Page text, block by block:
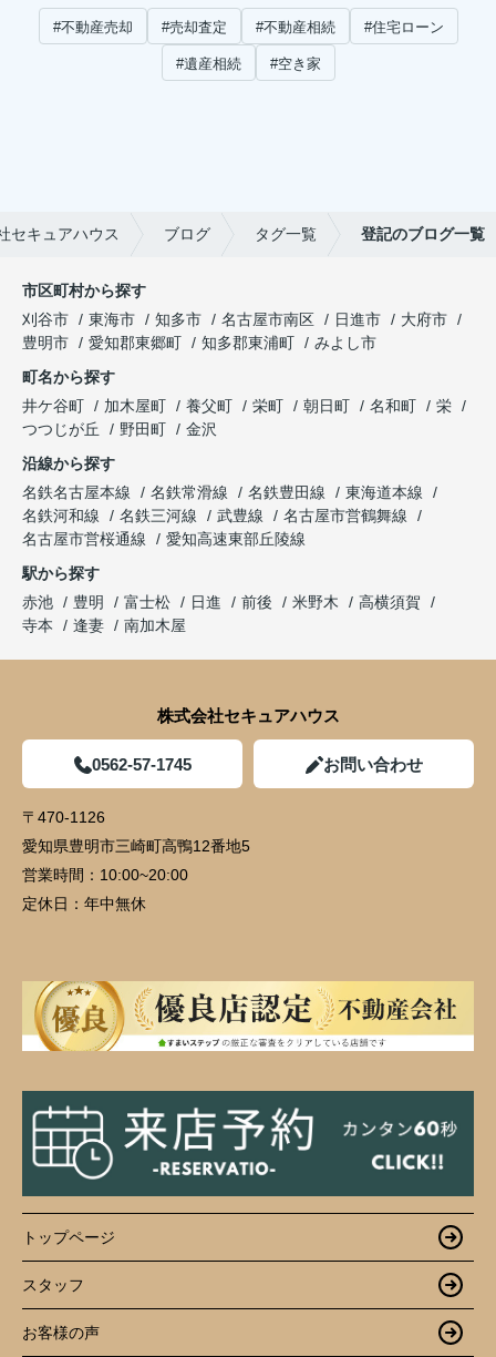
#不動産売却 #売却査定 #不動産相続 #住宅ローン
#遺産相続 #空き家
セキュアハウス ブログ タグ一覧 登記のブログ一覧
市区町村から探す
刈谷市
東海市 知多市 名古屋市南区 日進市
大府市
豊明市
愛知郡東郷町 知多郡東浦町
みよし市
町名から探す
井ケ谷町
加木屋町 養父町 栄町 朝日町 名和町
栄
つつじが丘
野田町
金沢
沿線から探す
名鉄名古屋本線
名鉄常滑線 名鉄豊田線
東海道本線
名鉄河和線
名鉄三河線 武豊線
名古屋市営鶴舞線
名古屋市営桜通線
愛知高速東部丘陵線
駅から探す
赤池
豊明 富士松 日進 前後 米野木
高横須賀
寺本
逢妻 南加木屋
株式会社セキュアハウス
0562-57-1745 お問い合わせ
〒470-1126
愛知県豊明市三崎町高鴨12番地5
営業時間： 10:00~20:00
定休日： 年中無休
トップページ
スタッフ
お客様の声